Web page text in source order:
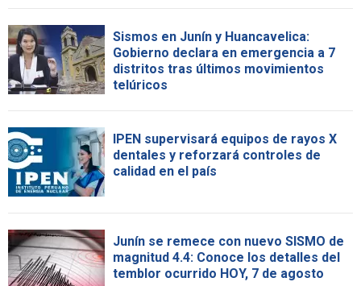
Sismos en Junín y Huancavelica:
Gobierno declara en emergencia a 7
distritos tras últimos movimientos
telúricos
IPEN supervisará equipos de rayos X
dentales y reforzará controles de
calidad en el país
Junín se remece con nuevo SISMO de
magnitud 4.4: Conoce los detalles del
temblor ocurrido HOY, 7 de agosto